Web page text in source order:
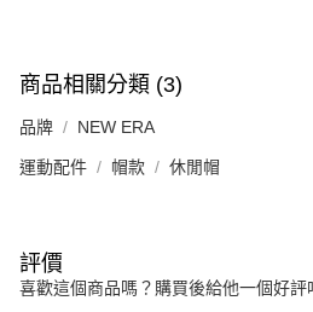
商品相關分類 (3)
品牌 NEW ERA
運動配件 帽款 休閒帽
評價
喜歡這個商品嗎？購買後給他一個好評